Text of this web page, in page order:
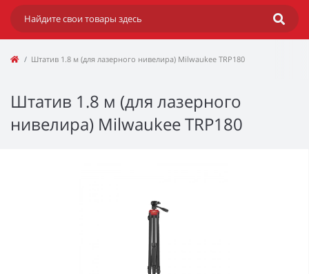
Штатив 1.8 м (для лазерного нивелира) Milwaukee TRP180
Штатив 1.8 м (для лазерного
нивелира) Milwaukee TRP180